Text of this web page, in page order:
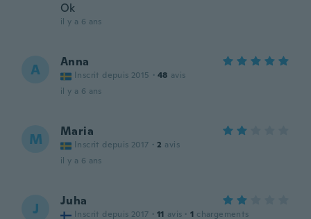
Ok
il y a 6 ans
A Anna
Inscrit depuis 2015 · 48 avis
il y a 6 ans
M Maria
Inscrit depuis 2017 · 2 avis
il y a 6 ans
J Juha
Inscrit depuis 2017 · 11 avis · 1 chargements